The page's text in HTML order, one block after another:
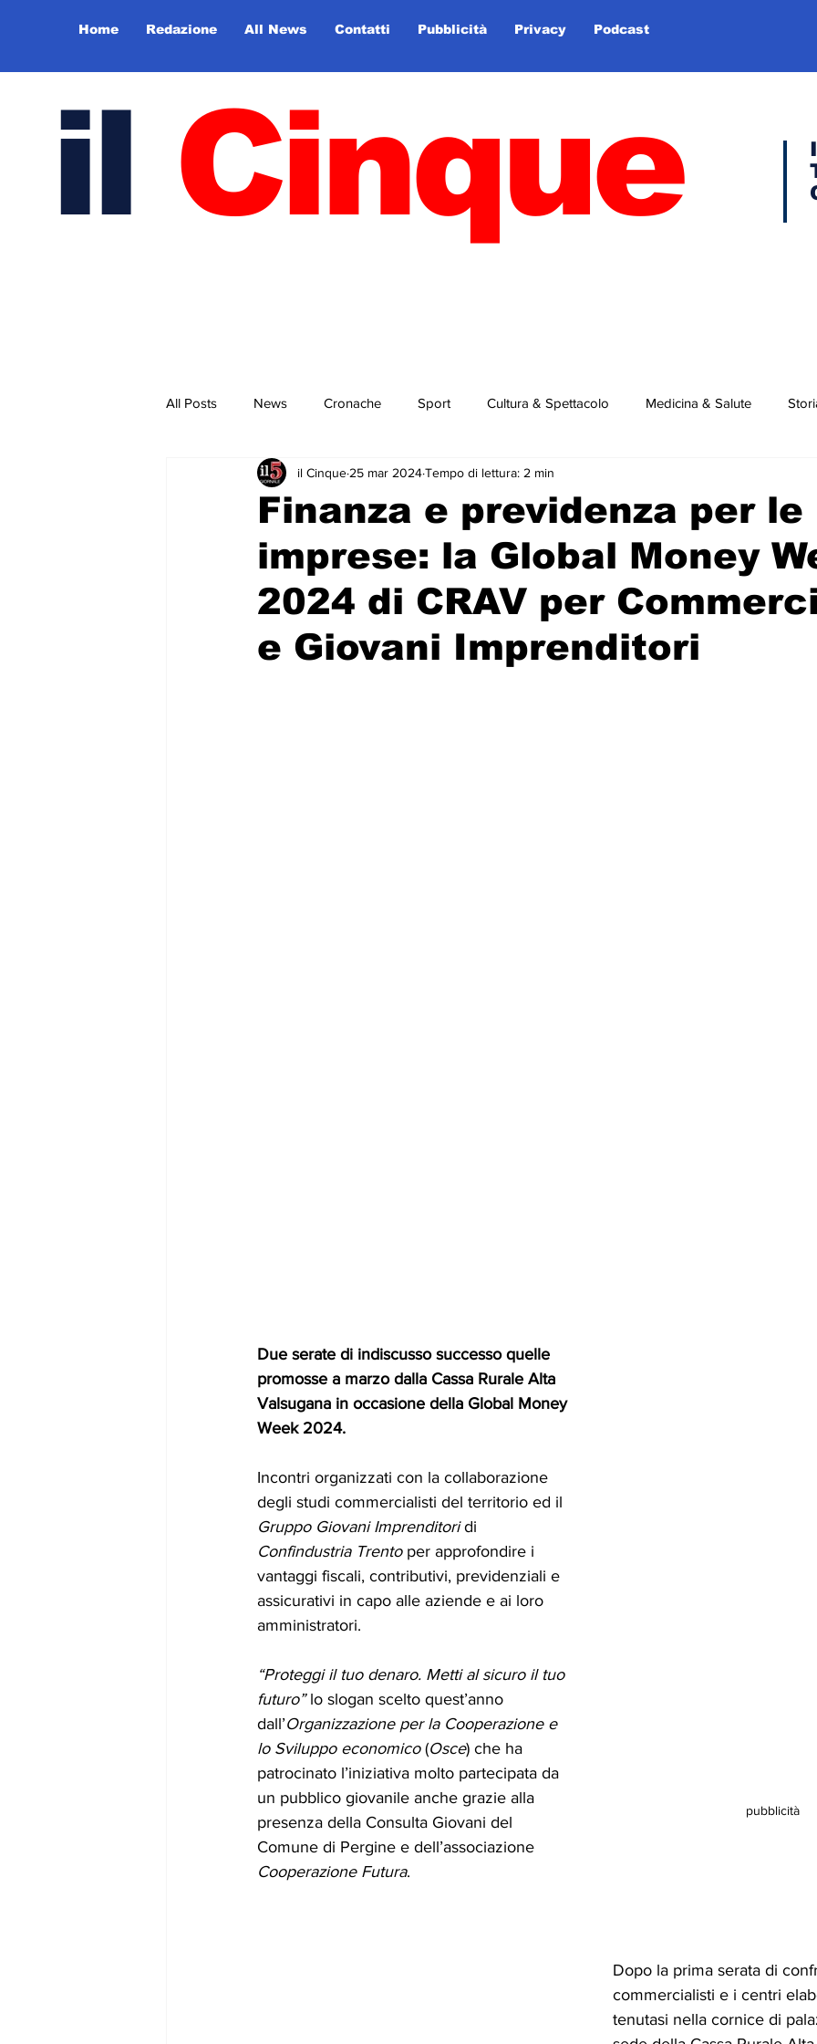
Home Redazione All News Contatti Pubblicità Privacy Podcast
il Cinque
All Posts News Cronache Sport Cultura & Spettacolo Medicina & Salute
Rubriche & Curiosità Sport in primo piano
Finanza e previdenza per le
imprese: la Global Money
2024 di CRAV per
e Giovani Imprenditori
il Cinque 25 mar 2024Tempo di lettura: 2 min
pubblicità
Due serate di indiscusso successo quelle
promosse a marzo dalla Cassa Rurale Alta
Valsugana in occasione della Global Money
Week 2024.
Incontri organizzati con la collaborazione
degli studi commercialisti del territorio ed il
Gruppo Giovani Imprenditori di
Confindustria Trento per approfondire i
vantaggi fiscali, contributivi, previdenziali e
assicurativi in capo alle aziende e ai loro
amministratori.
“Proteggi il tuo denaro. Metti al sicuro il tuo
futuro” lo slogan scelto quest’anno
dall’Organizzazione per la Cooperazione e
lo Sviluppo economico (Osce) che ha
patrocinato l’iniziativa molto partecipata da
un pubblico giovanile anche grazie alla
presenza della Consulta Giovani del
Comune di Pergine e dell’associazione
Cooperazione Futura.
Dopo la prima serata di
commercialisti e i centri
tenutasi nella cornice di